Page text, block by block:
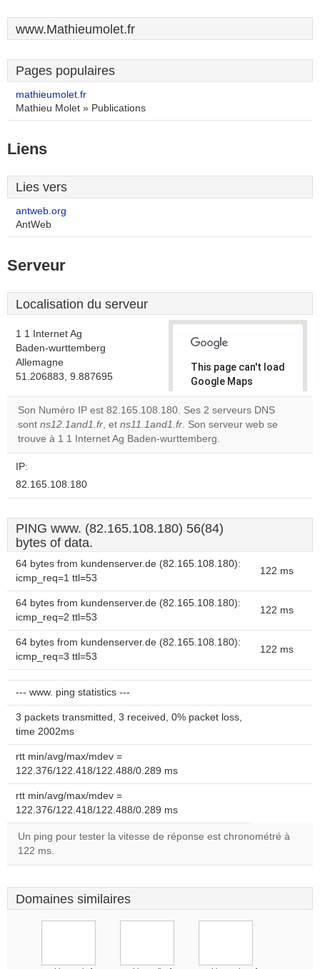
www.Mathieumolet.fr
Pages populaires
mathieumolet.fr
Mathieu Molet » Publications
Liens
Lies vers
antweb.org
AntWeb
Serveur
Localisation du serveur
1 1 Internet Ag
Baden-wurttemberg
Allemagne
51.206883, 9.887695
This page can't load
Google Maps
correctly.
Do you
own this
Son Numéro IP est 82.165.108.180. Ses 2 serveurs DNS
sont ns12.1and1.fr, et ns11.1and1.fr. Son serveur web se
trouve à 1 1 Internet Ag Baden-wurttemberg.
IP:
82.165.108.180
PING www. (82.165.108.180) 56(84)
bytes of data.
64 bytes from kundenserver.de (82.165.108.180):
icmp_req=1 ttl=53
122 ms
64 bytes from kundenserver.de (82.165.108.180):
icmp_req=2 ttl=53
122 ms
64 bytes from kundenserver.de (82.165.108.180):
icmp_req=3 ttl=53
122 ms
--- www. ping statistics ---
3 packets transmitted, 3 received, 0% packet loss,
time 2002ms
rtt min/avg/max/mdev =
122.376/122.418/122.488/0.289 ms
rtt min/avg/max/mdev =
122.376/122.418/122.488/0.289 ms
Un ping pour tester la vitesse de réponse est chronométré à
122 ms.
Domaines similaires